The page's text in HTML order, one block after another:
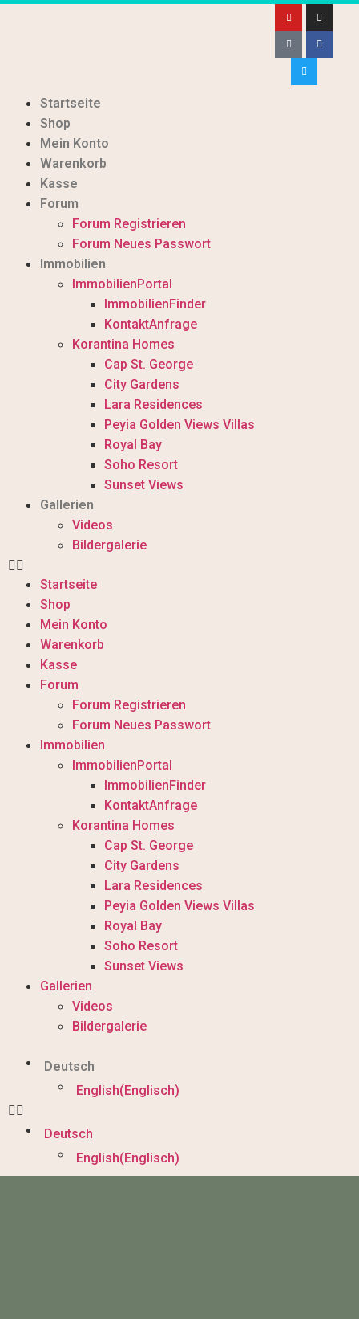
Startseite
Shop
Mein Konto
Warenkorb
Kasse
Forum
Forum Registrieren
Forum Neues Passwort
Immobilien
ImmobilienPortal
ImmobilienFinder
KontaktAnfrage
Korantina Homes
Cap St. George
City Gardens
Lara Residences
Peyia Golden Views Villas
Royal Bay
Soho Resort
Sunset Views
Gallerien
Videos
Bildergalerie
Startseite
Shop
Mein Konto
Warenkorb
Kasse
Forum
Forum Registrieren
Forum Neues Passwort
Immobilien
ImmobilienPortal
ImmobilienFinder
KontaktAnfrage
Korantina Homes
Cap St. George
City Gardens
Lara Residences
Peyia Golden Views Villas
Royal Bay
Soho Resort
Sunset Views
Gallerien
Videos
Bildergalerie
Deutsch
English(Englisch)
Deutsch
English(Englisch)